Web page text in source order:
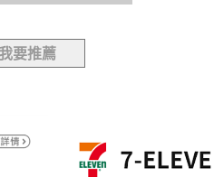
要推薦